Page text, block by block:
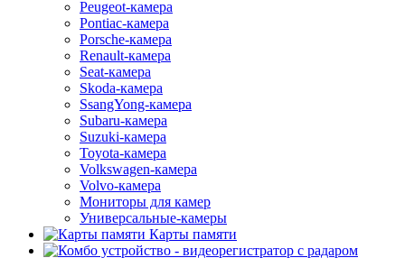
Peugeot-камера
Pontiac-камера
Porsche-камера
Renault-камера
Seat-камера
Skoda-камера
SsangYong-камера
Subaru-камера
Suzuki-камера
Toyota-камера
Volkswagen-камера
Volvo-камера
Мониторы для камер
Универсальные-камеры
Карты памяти